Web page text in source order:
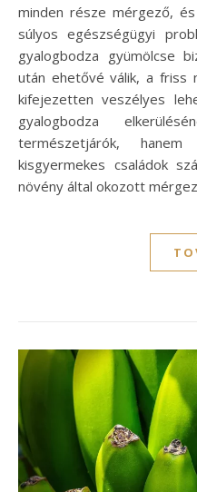
minden része mérgező,
súlyos egészségügyi
gyalogbodza gyümölcse
után ehetővé válik, a friss
kifejezetten veszélyes
gyalogbodza
természetjárók,
kisgyermekes családok
növény által okozott